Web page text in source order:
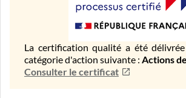
La certification qualité a été
catégorie d'action suivante : Actions
Consulter le certificat